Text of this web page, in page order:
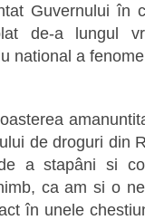
Guvernului în
de-a lungul
national a
de droguri din
a stapâni si
ca am si o
în unele